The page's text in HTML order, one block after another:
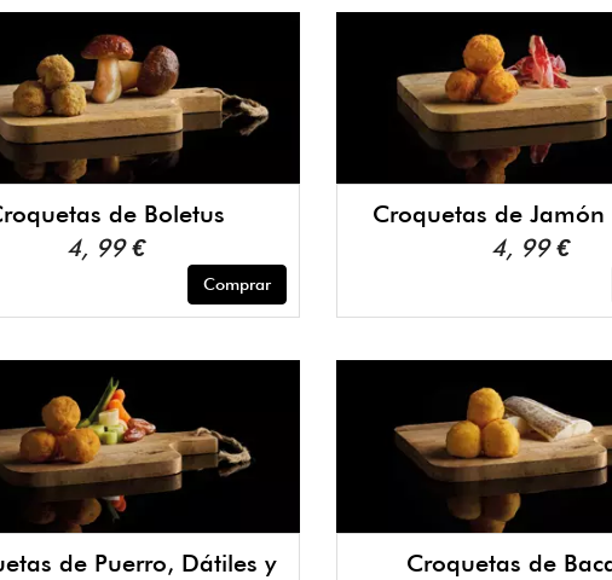
de Boletus
4, 99 €
Comprar
Croquetas de Jamón
4, 99 €
de Puerro, Dátiles y
Croquetas de